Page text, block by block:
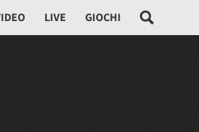
LIVE GIOCHI